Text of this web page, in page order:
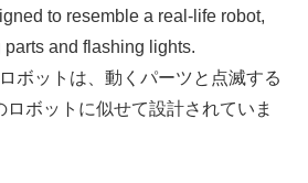
to resemble a real-life robot,
and flashing lights.
ボットは、動くパーツと点滅する
ボットに似せて設計されていま